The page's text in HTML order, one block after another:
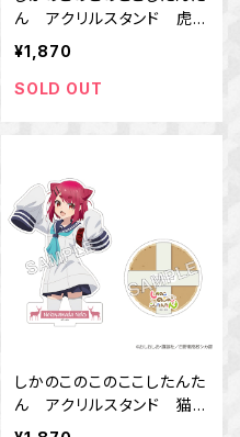
ん アクリルスタンド 虎視
餡子
¥1,870
SOLD OUT
しかのこのこのここしたんた
ん アクリルスタンド 猫山
田 根子